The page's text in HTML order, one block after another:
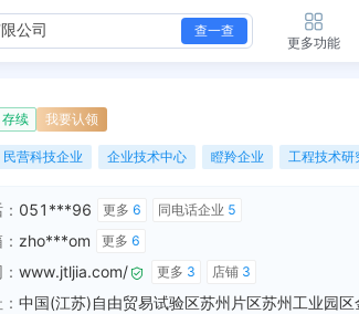
查一查
更多功能
存续 我要认领
民营科技企业 企业技术中心 瞪羚企业 工程技术研
051***96 更多 6 同电话企业 5
zho***om 更多 6
www.jtljia.com/ 更多 3 店铺 3
中国(江苏)自由贸易试验区苏州片区苏州工业园